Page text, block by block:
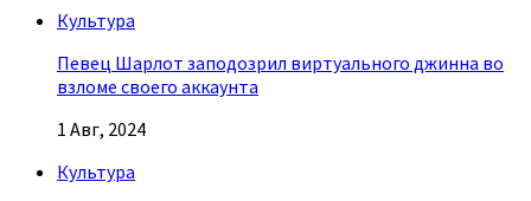
Культура
Певец Шарлот заподозрил виртуального джинна во
взломе своего аккаунта
1 Авг, 2024
Культура